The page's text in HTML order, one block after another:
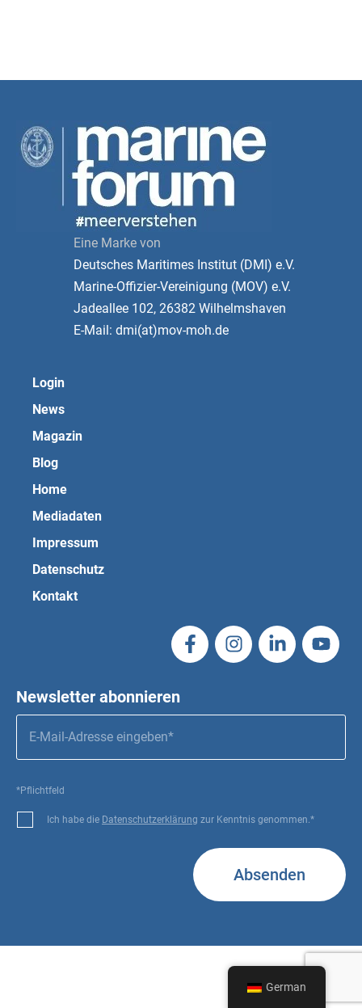
Eine Marke von
Deutsches Maritimes Institut (DMI) e.V.
Marine-Offizier-Vereinigung (MOV) e.V.
Jadeallee 102, 26382 Wilhelmshaven
E-Mail: dmi(at)mov-moh.de
Login
News
Magazin
Blog
Home
Mediadaten
Impressum
Datenschutz
Kontakt
Newsletter abonnieren
*Pflichtfeld
Ich habe die Datenschutzerklärung zur Kenntnis genommen.*
Absenden
German